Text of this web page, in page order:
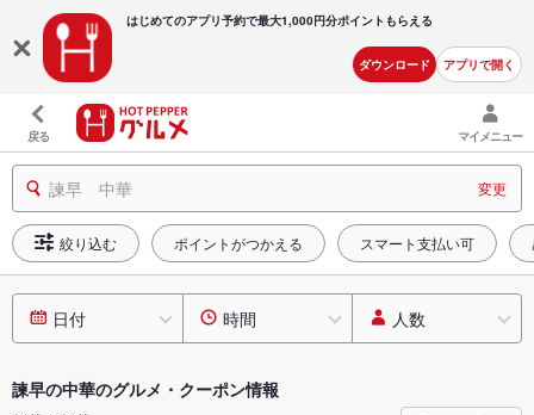
はじめてのアプリ予約で最大1,000円分ポイントもらえる
ダウンロード アプリで開く
戻る マイメニュー
諫早 中華 変更
絞り込む ポイントがつかえる スマート支払い可
日付 時間 人数
諫早の中華のグルメ・クーポン情報